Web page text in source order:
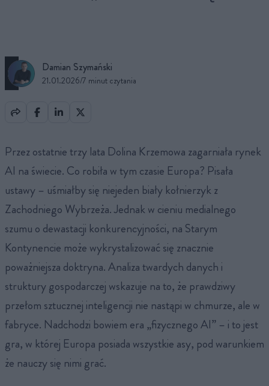
Damian Szymański
21.01.2026/7 minut czytania
Przez ostatnie trzy lata Dolina Krzemowa zagarniała rynek
AI na świecie. Co robiła w tym czasie Europa? Pisała
ustawy – uśmiałby się niejeden biały kołnierzyk z
Zachodniego Wybrzeża. Jednak w cieniu medialnego
szumu o dewastacji konkurencyjności, na Starym
Kontynencie może wykrystalizować się znacznie
poważniejsza doktryna. Analiza twardych danych i
struktury gospodarczej wskazuje na to, że prawdziwy
przełom sztucznej inteligencji nie nastąpi w chmurze, ale w
fabryce. Nadchodzi bowiem era „fizycznego AI” – i to jest
gra, w której Europa posiada wszystkie asy, pod warunkiem
że nauczy się nimi grać.